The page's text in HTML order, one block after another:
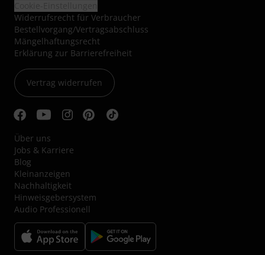
Widerrufsrecht für Verbraucher
Bestellvorgang/Vertragsabschluss
Mängelhaftungsrecht
Erklärung zur Barrierefreiheit
Vertrag widerrufen
Über uns
Jobs & Karriere
Blog
Kleinanzeigen
Nachhaltigkeit
Hinweisgebersystem
Audio Professionell